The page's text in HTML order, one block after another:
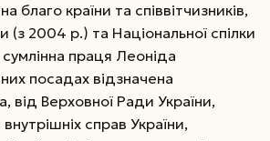
благо країни та співвітчизників,
2004 р.) та Національної спілки
сумлінна праця Леоніда
посадах відзначена
Верховної Ради Украї­ни,
справ України,